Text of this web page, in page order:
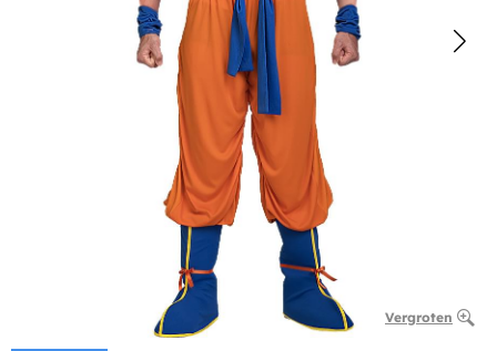
Vergroten